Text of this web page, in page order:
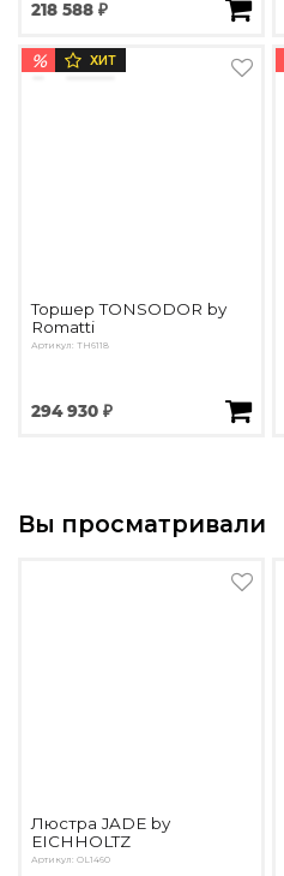
218 588 ₽
% ХИТ
Торшер TONSODOR by
Romatti
Артикул: TH6118
294 930 ₽
Вы просматривали
Люстра JADE by
EICHHOLTZ
Артикул: OL1460